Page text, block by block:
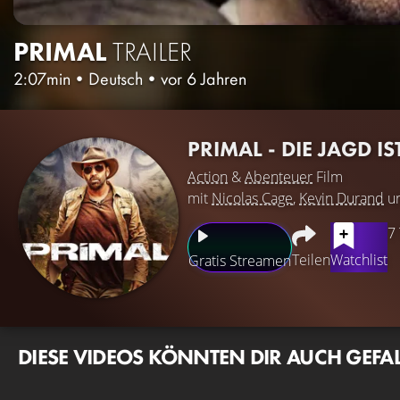
PRIMALTRAILER
2:07min • Deutsch • vor 6 Jahren
PRIMAL - DIE JAGD
Action &Abenteuer Film
mit Nicolas Cage, Kevin Durand
Gratis StreamenTeilenWatchlist
7
DIESE VIDEOS KÖNNTEN DIR AUCH